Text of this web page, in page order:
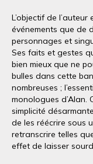
L’objectif de
événements que de
personnages et
Ses faits et gestes
bien mieux que ne
bulles dans cette
nombreuses ;
monologues d’Alan.
simplicité
de les réécrire sous
retranscrire telles
effet de laisser